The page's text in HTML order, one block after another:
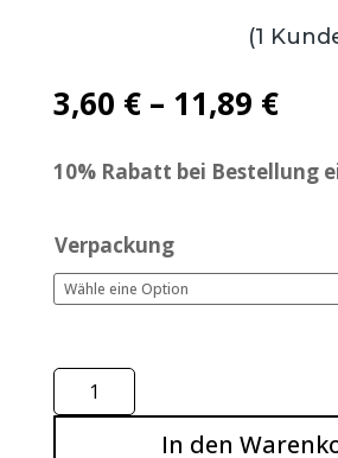
(1
3,60 €– 11,89 €
10% Rabatt bei Bestellung
Verpackung
Braunhirse
Toastbrot,
In den